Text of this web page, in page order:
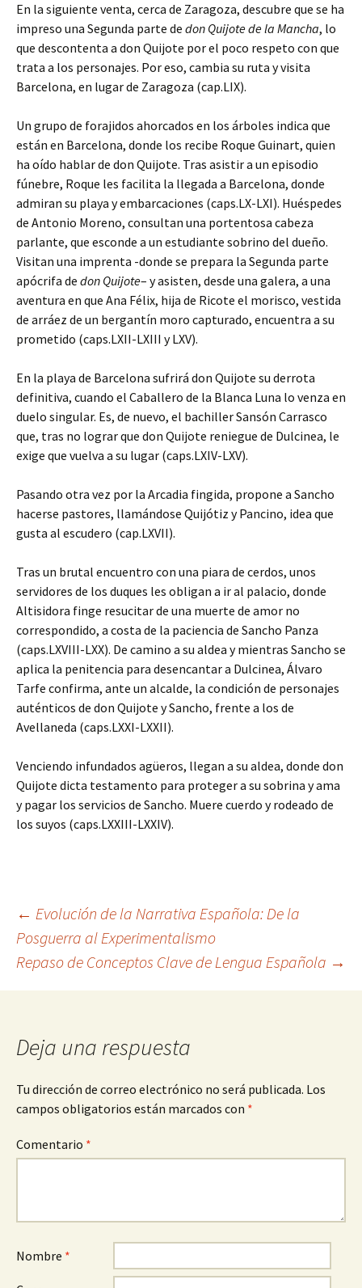
En la siguiente venta, cerca de Zaragoza, descubre que se ha
impreso una Segunda parte de don Quijote de la Mancha, lo
que descontenta a don Quijote por el poco respeto con que
trata a los personajes. Por eso, cambia su ruta y visita
Barcelona, en lugar de Zaragoza (cap.LIX).
Un grupo de forajidos ahorcados en los árboles indica que
están en Barcelona, donde los recibe Roque Guinart, quien
ha oído hablar de don Quijote. Tras asistir a un episodio
fúnebre, Roque les facilita la llegada a Barcelona, donde
admiran su playa y embarcaciones (caps.LX-LXI). Huéspedes
de Antonio Moreno, consultan una portentosa cabeza
parlante, que esconde a un estudiante sobrino del dueño.
Visitan una imprenta -donde se prepara la Segunda parte
apócrifa de don Quijote– y asisten, desde una galera, a una
aventura en que Ana Félix, hija de Ricote el morisco, vestida
de arráez de un bergantín moro capturado, encuentra a su
prometido (caps.LXII-LXIII y LXV).
En la playa de Barcelona sufrirá don Quijote su derrota
definitiva, cuando el Caballero de la Blanca Luna lo venza en
duelo singular. Es, de nuevo, el bachiller Sansón Carrasco
que, tras no lograr que don Quijote reniegue de Dulcinea, le
exige que vuelva a su lugar (caps.LXIV-LXV).
Pasando otra vez por la Arcadia fingida, propone a Sancho
hacerse pastores, llamándose Quijótiz y Pancino, idea que
gusta al escudero (cap.LXVII).
Tras un brutal encuentro con una piara de cerdos, unos
servidores de los duques les obligan a ir al palacio, donde
Altisidora finge resucitar de una muerte de amor no
correspondido, a costa de la paciencia de Sancho Panza
(caps.LXVIII-LXX). De camino a su aldea y mientras Sancho se
aplica la penitencia para desencantar a Dulcinea, Álvaro
Tarfe confirma, ante un alcalde, la condición de personajes
auténticos de don Quijote y Sancho, frente a los de
Avellaneda (caps.LXXI-LXXII).
Venciendo infundados agüeros, llegan a su aldea, donde don
Quijote dicta testamento para proteger a su sobrina y ama
y pagar los servicios de Sancho. Muere cuerdo y rodeado de
los suyos (caps.LXXIII-LXXIV).
Navegación
de
← Evolución de la Narrativa Española: De la
Posguerra al Experimentalismo
Repaso de Conceptos Clave de Lengua Española →
Deja una respuesta
Tu dirección de correo electrónico no será publicada. Los
campos obligatorios están marcados con *
Comentario *
Nombre *